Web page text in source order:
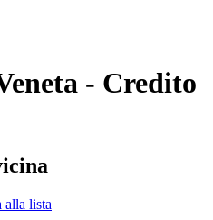
- Credito
alla lista